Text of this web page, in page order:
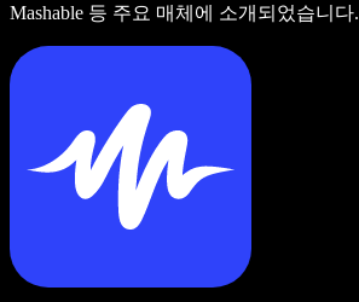
Mashable 등 주요 매체에 소개되었습니다.